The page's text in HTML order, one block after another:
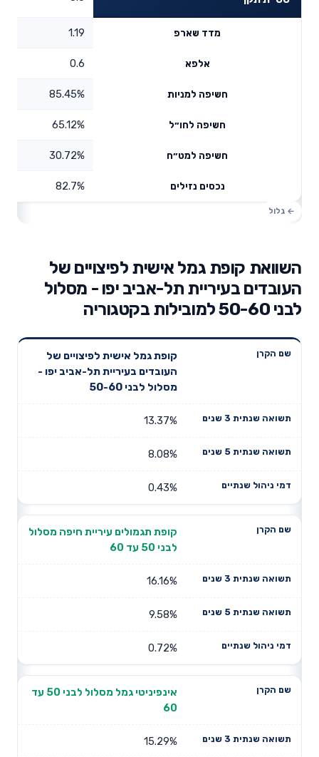
מדד שארפ 1.19
אלפא 0.6
חשיפה למניות 85.45%
חשיפה לחו״ל 65.12%
חשיפה למט״ח 30.72%
נכסים נזילים 82.7%
השוואת קופת גמל אישית לפיצויים של
העובדים בעיריית תל-אביב יפו - מסלול
לבני 50-60 למובילות בקטגוריה
שנתית 3
תשואה
שנתית 5
שנים
דמי ניהול
שנתיים
קופת גמל אישית לפיצויים של
העובדים בעיריית תל-אביב יפו -
מסלול לבני 50-60
13.37%
8.08%
0.43%
קופת תגמולים עיריית חיפה מסלול
לבני 50 עד 60
16.16%
9.58%
0.72%
אינפיניטי גמל מסלול לבני 50 עד
60
15.29%